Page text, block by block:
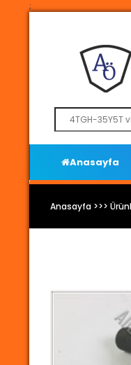
;
Anasayfa
Anasayfa >>>